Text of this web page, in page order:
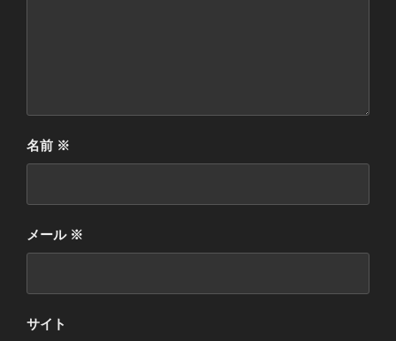
名前 ※
メール ※
サイト